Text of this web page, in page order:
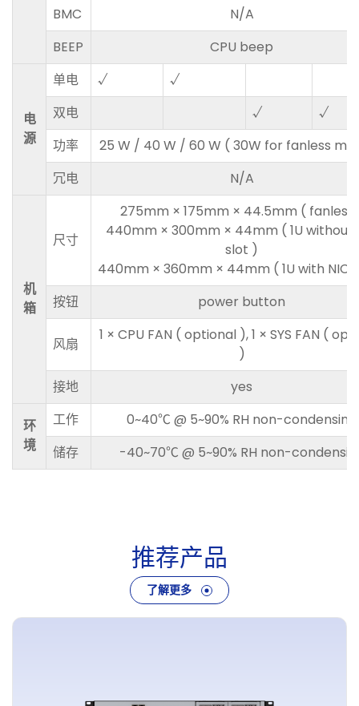
BMC
N/A
BEEP
CPU beep
电
源
单电 √
√
双电
√
√
功率
25 W / 40 W / 60 W ( 30W for fanless
冗电
N/A
机
箱
尺寸
275mm × 175mm × 44.5mm ( fanless
440mm × 300mm × 44mm ( 1U without
slot )
440mm × 360mm × 44mm ( 1U with NIC
按钮
power button
风扇
1 × CPU FAN ( optional ), 1 × SYS FAN (
)
接地
yes
环
境
工作
0~40℃ @ 5~90% RH non-condensing
储存
-40~70℃ @ 5~90% RH non-
推荐产品
了解更多